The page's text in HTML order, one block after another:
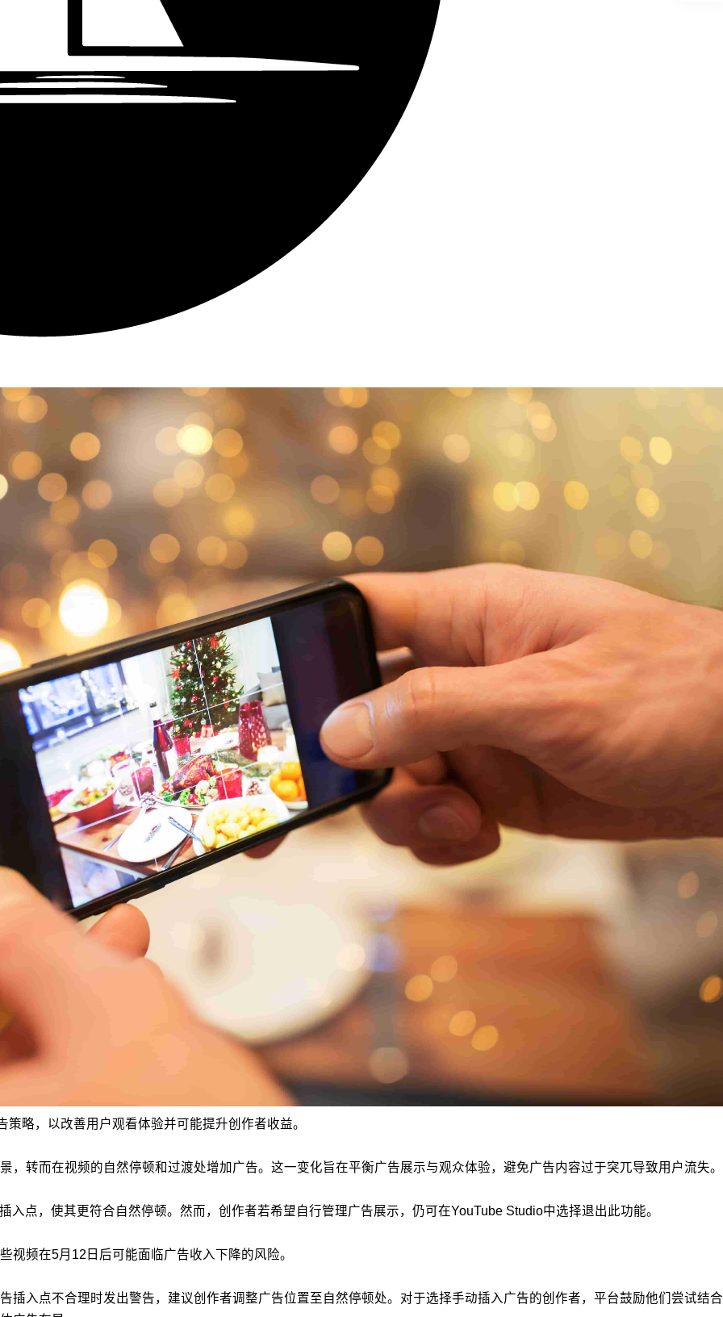
略，以改善用户观看体验并可能提升创作者收益。
转而在视频的自然停顿和过渡处增加广告。这一变化旨在平衡广告展示与观众体验，避免广告内容过于突兀导致用户流失。
点，使其更符合自然停顿。然而，创作者若希望自行管理广告展示，仍可在YouTube Studio中选择退出此功能。
视频在5月12日后可能面临广告收入下降的风险。
插入点不合理时发出警告，建议创作者调整广告位置至自然停顿处。对于选择手动插入广告的创作者，平台鼓励他们尝试结合